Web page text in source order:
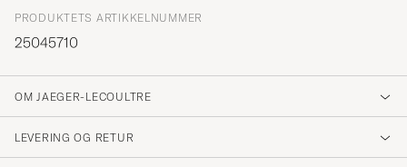
PRODUKTETS ARTIKKELNUMMER
25045710
OM JAEGER-LECOULTRE
LEVERING OG RETUR